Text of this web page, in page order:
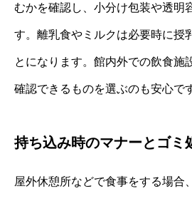
むかを確認し、小分け包装や透明
す。離乳食やミルクは必要時に授
とになります。館内外での飲食施
確認できるものを選ぶのも安心で
持ち込み時のマナーとゴミ
屋外休憩所などで食事をする場合